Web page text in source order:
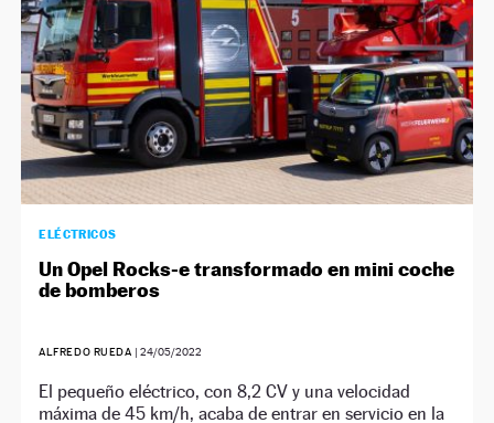
ELÉCTRICOS
Un Opel Rocks-e transformado en mini coche
de bomberos
ALFREDO RUEDA | 24/05/2022
El pequeño eléctrico, con 8,2 CV y una velocidad
máxima de 45 km/h, acaba de entrar en servicio en la